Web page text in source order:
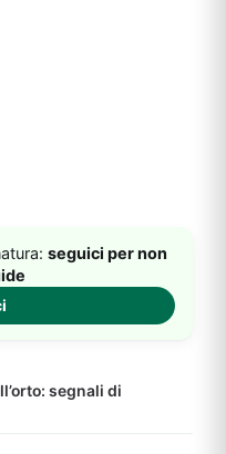
segnali di
seguici per non